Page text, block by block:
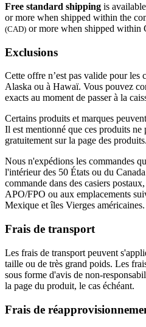
Free standard shipping is
or more when shipped within the
(CAD) or more when shipped within
Exclusions
Cette offre n’est pas valide pour les
Alaska ou à Hawaï. Vous pouvez
exacts au moment de passer à la
Certains produits et marques
Il est mentionné que ces produits ne
gratuitement sur la page des produits.
Nous n'expédions les commandes
l'intérieur des 50 États ou du
commande dans des casiers
APO/FPO ou aux emplacements
Mexique et îles Vierges américaines.
Frais de transport
Les frais de transport peuvent
taille ou de très grand poids. Les
sous forme d'avis de non-
la page du produit, le cas échéant.
Frais de